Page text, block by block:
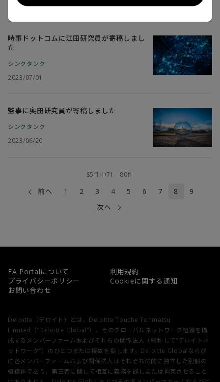
2023/08/08
時事ドットコムに江田研究員が寄稿しまし
た
シンクタンク
2023/07/01
監事に奥田研究員が寄稿しました
シンクタンク
2023/06/20
85件中71 - 80件
前へ 1 2 3 4 5 6 7 8
9
次へ
FA Portalについて
利用規約
プライバシーポリシー
Cookieに関する通知
お問い合わせ
Deloitte（デロイト）とは、Deloitte Touche Tohmatsu
Limited（“Deloitte Global”）、そのグローバルネットワーク組織を構
成するメンバーファームおよびそれらの関係法人（総称して“デロイトネ
ットワーク”）のひとつまたは複数を指します。Deloitte Globalならび
に各メンバーファームおよび関係法人はそれぞれ法的に独立した別個の
組織体であり、第三者に関して相互に義務を課しまたは拘束させること